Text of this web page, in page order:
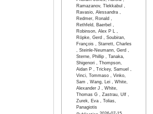
Ramazanov, Tlekkabul ,
Ravasio, Alessandra ,
Redmer, Ronald ,
Rethfeld, Baerbel ,
Robinson, Alex P L ,
Röpke, Gerd , Soubiran,
François , Starrett, Charles
, Steinle-Neumann, Gerd ,
Sterne, Phillip , Tanaka,
Shigenori , Thompson,
Aidan P , Trickey, Samuel ,
Vinci, Tommaso , Vinko,
Sam , Wang, Lei , White,
Alexander J , White,
Thomas G , Zastrau, Ulf ,
Zurek, Eva , Tolias,
Panagiotis